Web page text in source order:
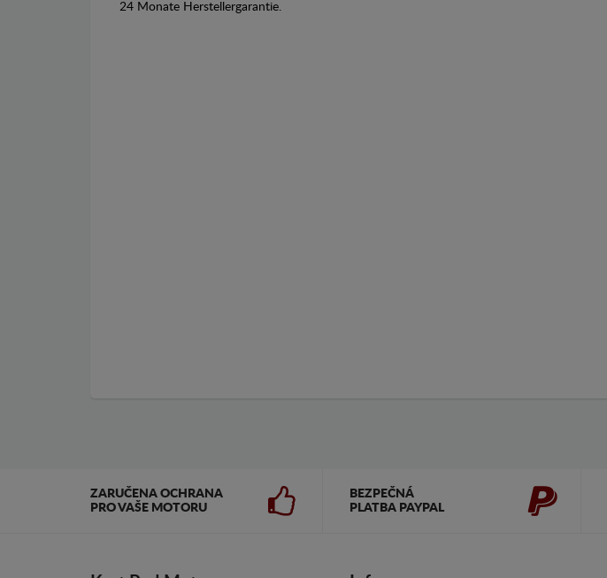
24 Monate Herstellergarantie.
ZARUČENA OCHRANA
PRO VAŠE MOTORU
BEZPEČNÁ
PLATBA PAYPAL